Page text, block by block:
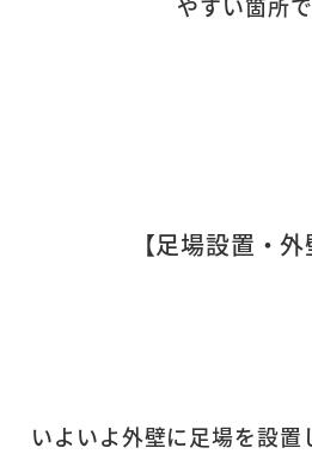
やすい箇所
【足場設置・外
いよいよ外壁に足場を設置